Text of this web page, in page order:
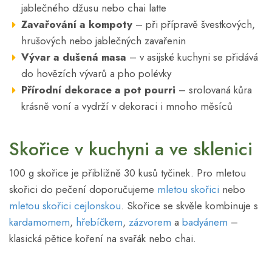
jablečného džusu nebo chai latte
Zavařování a kompoty – při přípravě švestkových,
hrušových nebo jablečných zavařenin
Vývar a dušená masa – v asijské kuchyni se přidává
do hovězích vývarů a pho polévky
Přírodní dekorace a pot pourri – srolovaná kůra
krásně voní a vydrží v dekoraci i mnoho měsíců
Skořice v kuchyni a ve sklenici
100 g skořice je přibližně 30 kusů tyčinek. Pro mletou
skořici do pečení doporučujeme mletou skořici nebo
mletou skořici cejlonskou. Skořice se skvěle kombinuje s
kardamomem, hřebíčkem, zázvorem a badyánem –
klasická pětice koření na svařák nebo chai.